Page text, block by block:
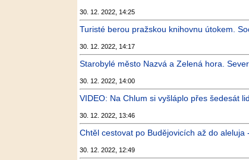
30. 12. 2022, 14:25
Turisté berou pražskou knihovnu útokem.
30. 12. 2022, 14:17
Starobylé město Nazvá a Zelená hora.
30. 12. 2022, 14:00
VIDEO: Na Chlum si vyšláplo přes šedesát
30. 12. 2022, 13:46
Chtěl cestovat po Budějovicích až do aleluja
30. 12. 2022, 12:49